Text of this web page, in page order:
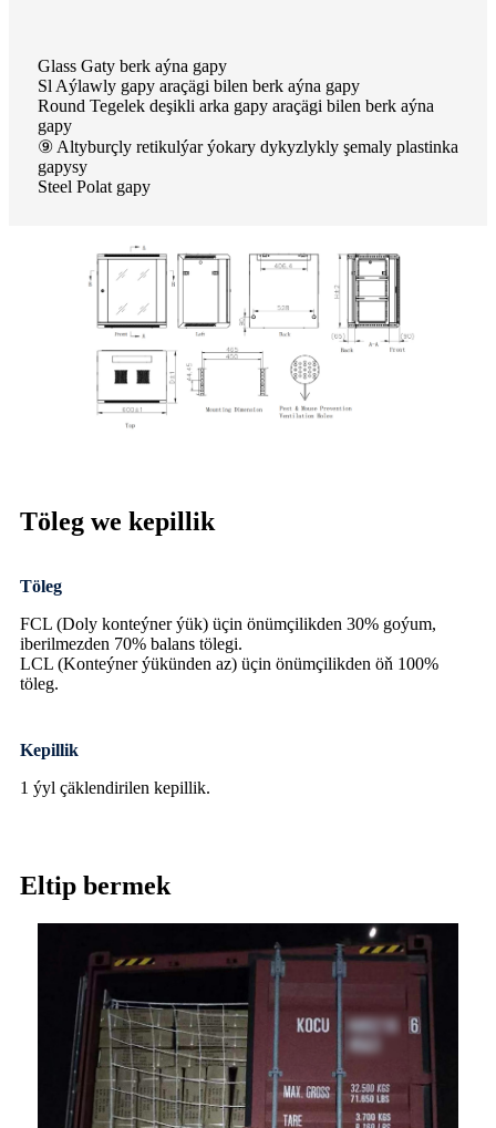
Glass Gaty berk aýna gapy
Sl Aýlawly gapy araçägi bilen berk aýna gapy
Round Tegelek deşikli arka gapy araçägi bilen berk aýna
gapy
⑨ Altyburçly retikulýar ýokary dykyzlykly şemaly plastinka
gapysy
Steel Polat gapy
Töleg we kepillik
Töleg
FCL (Doly konteýner ýük) üçin önümçilikden 30% goýum,
iberilmezden 70% balans tölegi.
LCL (Konteýner ýükünden az) üçin önümçilikden öň 100%
töleg.
Kepillik
1 ýyl çäklendirilen kepillik.
Eltip bermek